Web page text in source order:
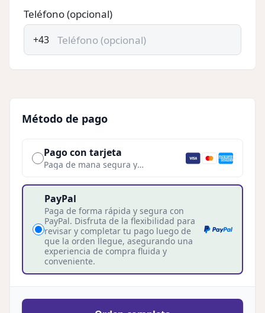
Teléfono (opcional)
+43
Método de pago
Pago con tarjeta
Paga de mana segura y
PayPal
Paga de forma rápida y segura con
PayPal. Disfruta de la flexibilidad para
revisar y completar tu pago luego de
que la orden llegue, asegurando una
experiencia de compra fluida y
conveniente.